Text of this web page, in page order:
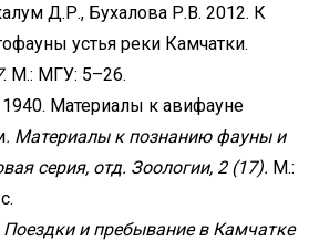
Д.Р., Бухалова Р.В. 2012. К
устья реки Камчатки.
. М.: МГУ: 5–26.
Материалы к авифауне
. Материалы к познанию фауны и
серия, отд. Зоологии, 2 (17). М.:
Поездки и пребывание в Камчатке